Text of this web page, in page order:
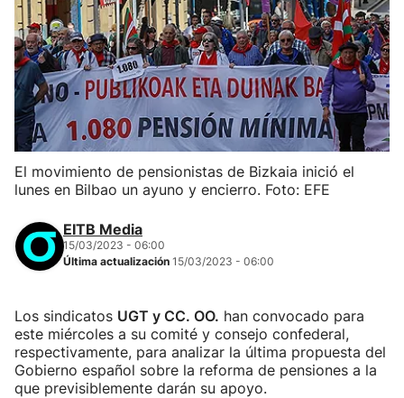
El movimiento de pensionistas de Bizkaia inició el
lunes en Bilbao un ayuno y encierro. Foto: EFE
EITB Media
15/03/2023 - 06:00
Última actualización 15/03/2023 - 06:00
Los sindicatos UGT y CC. OO. han convocado para
este miércoles a su comité y consejo confederal,
respectivamente, para analizar la última propuesta del
Gobierno español sobre la reforma de pensiones a la
que previsiblemente darán su apoyo.